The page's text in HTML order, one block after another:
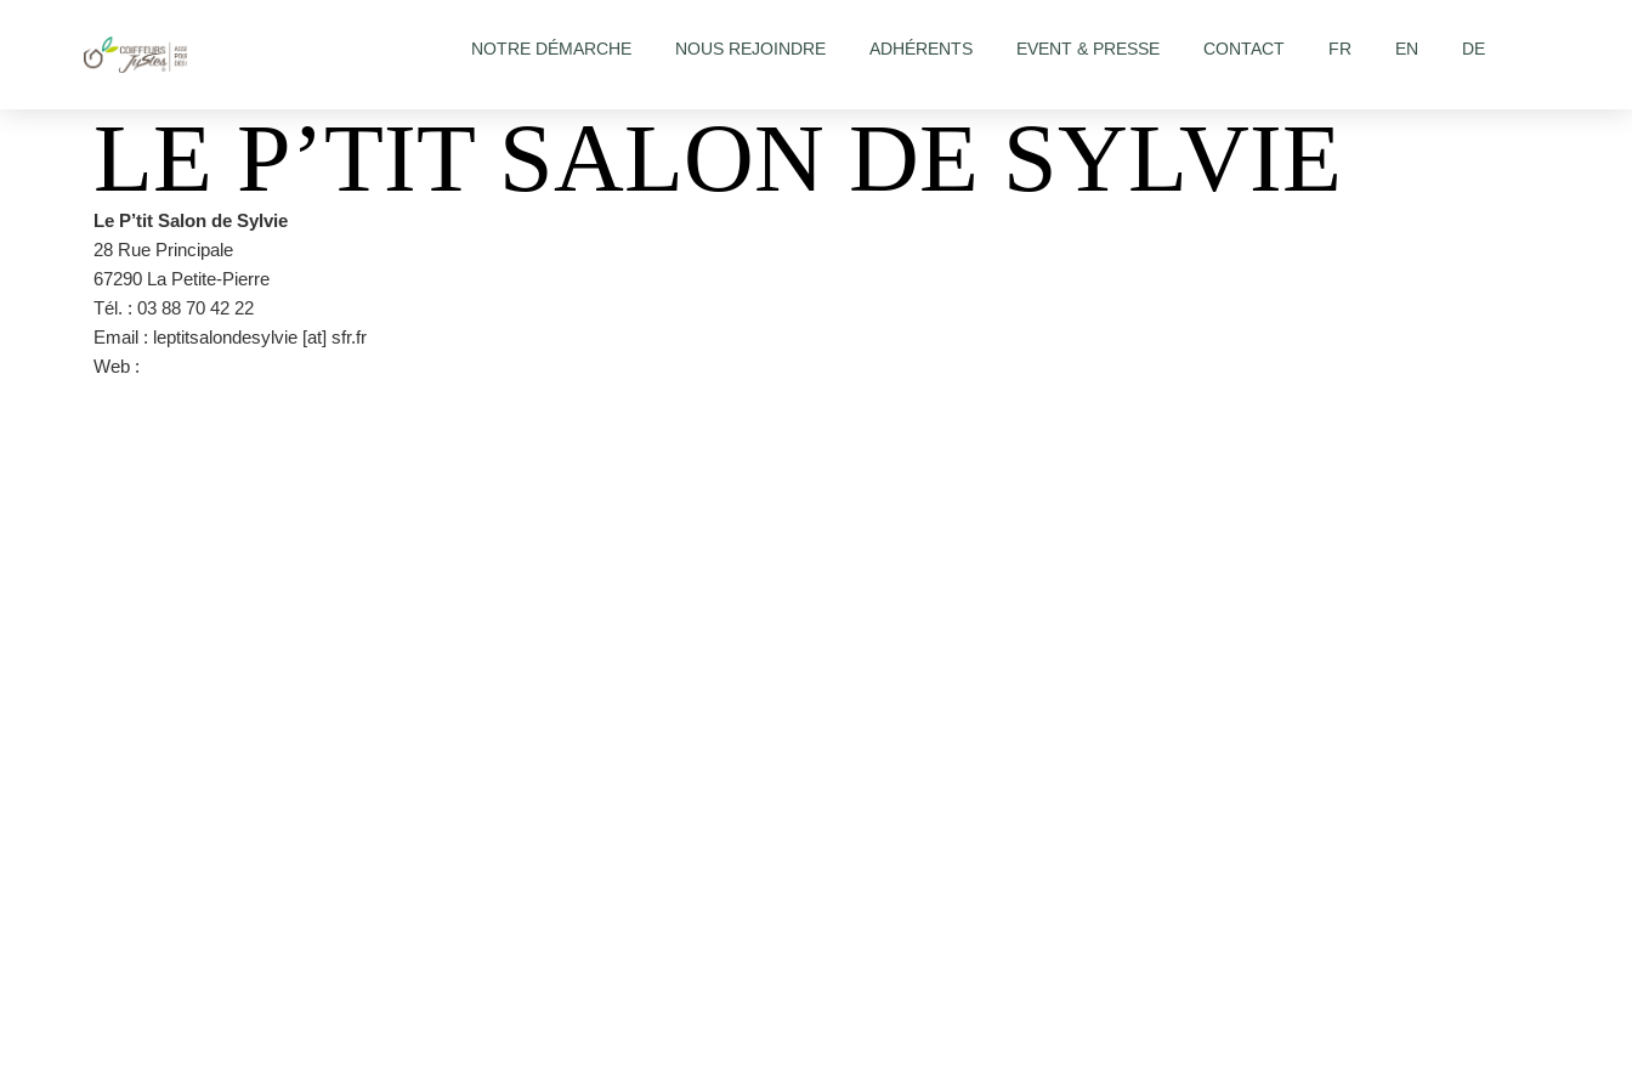
NOTRE DÉMARCHE NOUS REJOINDRE ADHÉRENTS EVENT & PRESSE CONTACT FR EN DE
LE P’TIT SALON DE SYLVIE
Le P’tit Salon de Sylvie
28 Rue Principale
67290 La Petite-Pierre
Tél. : 03 88 70 42 22
Email : leptitsalondesylvie [at] sfr.fr
Web :